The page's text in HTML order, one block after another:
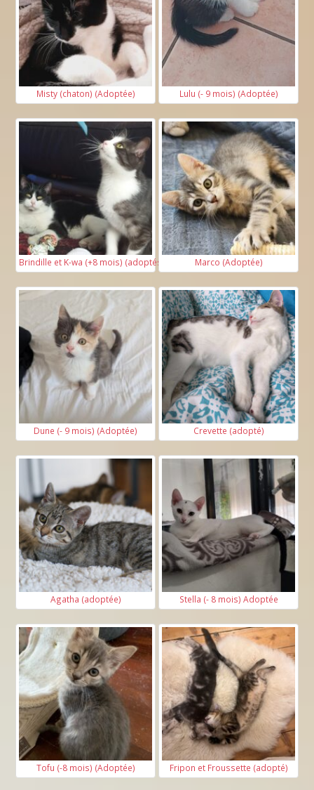
Misty (chaton) (Adoptée) Lulu (- 9 mois) (Adoptée)
Brindille et K-wa (+8 mois) (adoptés) Marco (Adoptée)
Dune (- 9 mois) (Adoptée) Crevette (adopté)
Agatha (adoptée) Stella (- 8 mois) Adoptée
Tofu (-8 mois) (Adoptée) Fripon et Froussette (adopté)